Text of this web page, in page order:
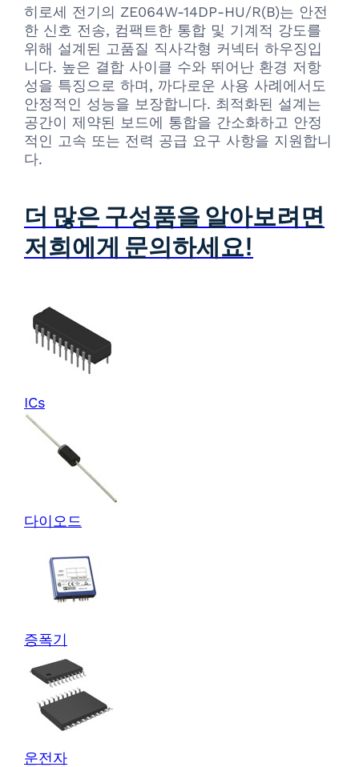
히로세 전기의 ZE064W-14DP-HU/R(B)는 안전
한 신호 전송, 컴팩트한 통합 및 기계적 강도를
위해 설계된 고품질 직사각형 커넥터 하우징입
니다. 높은 결합 사이클 수와 뛰어난 환경 저항
성을 특징으로 하며, 까다로운 사용 사례에서도
안정적인 성능을 보장합니다. 최적화된 설계는
공간이 제약된 보드에 통합을 간소화하고 안정
적인 고속 또는 전력 공급 요구 사항을 지원합니
다.
더 많은 구성품을 알아보려면
저희에게 문의하세요!
ICs
다이오드
증폭기
운전자